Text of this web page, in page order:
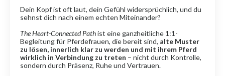
Dein Kopf ist oft laut, dein Gefühl widersprüchlich, und du
sehnst dich nach einem echten Miteinander?
The Heart-Connected Pathist eine ganzheitliche 1:1-
Begleitung für Pferdefrauen, die bereit sind, alte Muster
zu lösen, innerlich klar zu werden und mit ihrem Pferd
wirklich in Verbindung zu treten – nicht durch Kontrolle,
sondern durch Präsenz, Ruhe und Vertrauen.